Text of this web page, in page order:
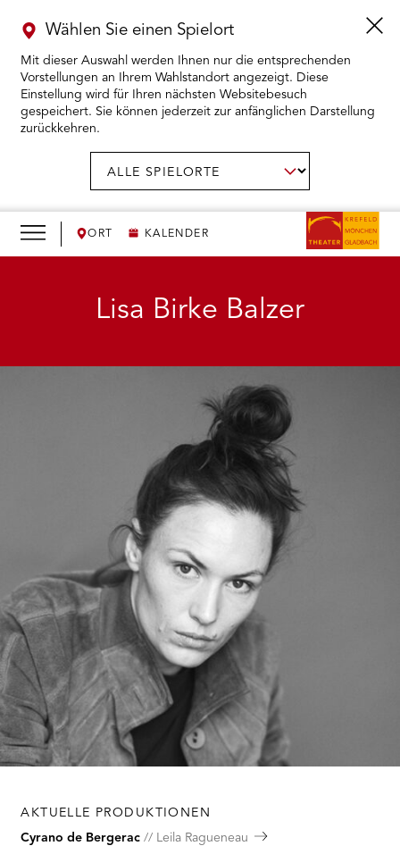
ORT KALENDER
Wählen Sie einen Spielort
Mit dieser Auswahl werden Ihnen nur die entsprechenden
Vorstellungen an Ihrem Wahlstandort angezeigt. Diese
Einstellung wird für Ihren nächsten Websitebesuch
gespeichert. Sie können jederzeit zur anfänglichen Darstellung
zurückkehren.
KARTENKAUF ÖFFNEN
WIR ÖFFNEN
THEATERPÄDAGOGIK ÖFFNEN
Lisa Birke Balzer
AKTUELLE PRODUKTIONEN
Cyrano de Bergerac Leila Ragueneau